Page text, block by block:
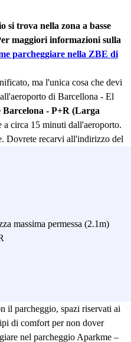
si trova nella zona a basse
maggiori informazioni sulla
parcheggiare nella ZBE di
ma l'unica cosa che devi
di Barcellona - El
- P+R (Larga
a circa 15 minuti dall'aeroporto.
Dovrete recarvi all'indirizzo del
massimo di persone è 4.
e la navetta privata verrà a
È un parcheggio custodito che
di Barcellona - El Prat, nel
lungo quindi non avrai
Inoltre, se il tuo volo è in
il parcheggio, spazi riservati ai
di comfort per non dover
nel parcheggio Aparkme –
massima permessa (2.1m)